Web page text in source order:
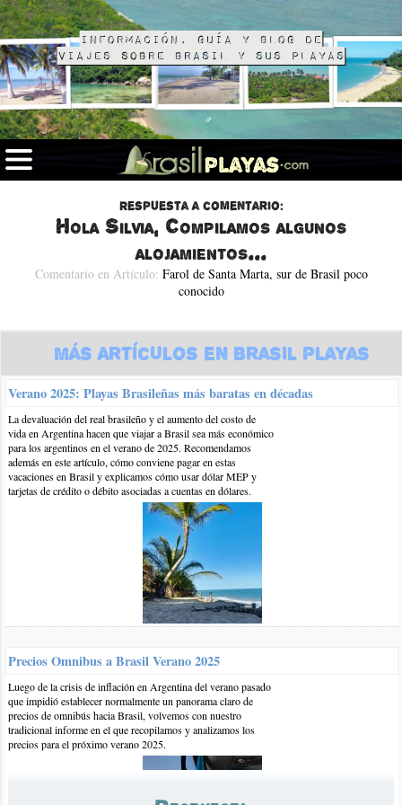
Información, guía y blog de
viajes sobre Brasil y sus playas
Respuesta a comentario:
Hola Silvia, Compilamos algunos
alojamientos...
Comentario en Artículo: Farol de Santa Marta, sur de Brasil poco
conocido
14-sep-2018 | por BrasilPlayas
https://www.brasilplayas.com/alojamiento/hoteles-posadas-
albergues/Farol...
Saludos
Más Artículos en Brasil Playas
Verano 2025: Playas Brasileñas más baratas en décadas
La devaluación del real brasileño y el aumento del costo de
vida en Argentina hacen que viajar a Brasil sea más económico
para los argentinos en el verano de 2025. Recomendamos
además en este artículo, cómo conviene pagar en estas
vacaciones en Brasil y explicamos cómo usar dólar MEP y
tarjetas de crédito o débito asociadas a cuentas en dólares.
Precios Omnibus a Brasil Verano 2025
Luego de la crisis de inflación en Argentina del verano pasado
que impidió establecer normalmente un panorama claro de
precios de omnibús hacia Brasil, volvemos con nuestro
tradicional informe en el que recopilamos y analizamos los
precios para el próximo verano 2025.